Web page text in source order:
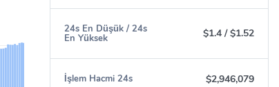
24s En Düşük / 24s
En Yüksek $1.4 /$1.52
İşlem Hacmi 24s $2,946,079